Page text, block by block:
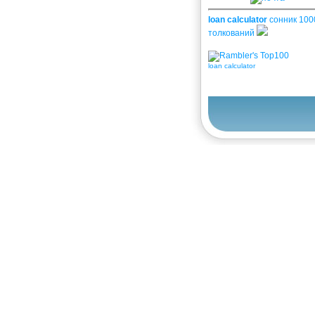
loan calculator сонник
толкований
loan calculator